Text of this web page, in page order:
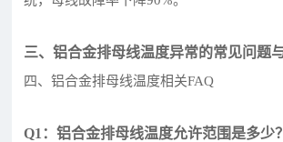
三、铝合金排母线温度异常的常见问题
四、铝合金排母线温度相关FAQ
Q1：铝合金排母线温度允许范围是多少？